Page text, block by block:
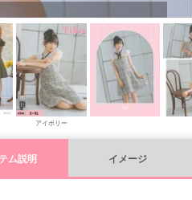
アイボリー
ム説明 イメージ